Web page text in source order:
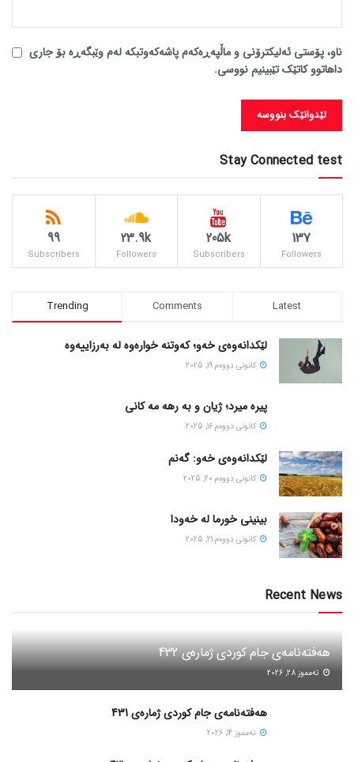
ناو، پۆستی ئەلیکترۆنی و ماڵپەڕەکەم پاشەکەوتبکە لەم وێبگەڕە بۆ جاری
داهاتوو کاتێک تێبینیم نووسی.
Stay Connected test
137
Followers
205k
Subscribers
23.9k
Followers
99
Subscribers
Trending Comments Latest
لێکدانەوەی خەو؛ کەوتنە خوارەوە لە بەرزاییەوە
كانونی دووه‌م 19, 2025
پیره میرد؛ ژیان و به رهه مه کانی
كانونی دووه‌م 16, 2025
لێکدانەوەی خەو: گەنم
كانونی دووه‌م 20, 2025
بینینی خورما لە خەودا
كانونی دووه‌م 21, 2025
Recent News
هەفتەنامەی جام کوردی ژمارەی 432
ته‌مموز 28, 2026
هەفتەنامەی جام کوردی ژمارەی 431
ته‌مموز 14, 2026